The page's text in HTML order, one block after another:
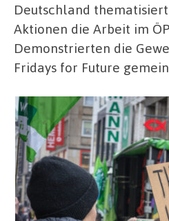
Deutschland
Aktionen die Arbeit im
Demonstrierten die
Fridays for Future